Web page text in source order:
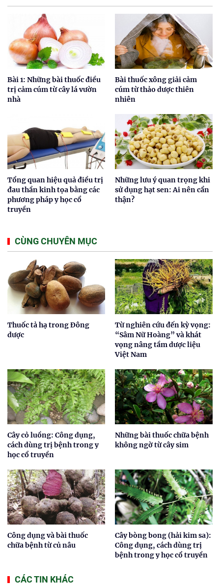
Bài 1: Những bài thuốc điều
trị cảm cúm từ cây lá vườn
nhà
Bài thuốc xông giải cảm
cúm từ thảo dược thiên
nhiên
Tổng quan hiệu quả điều trị
đau thần kinh tọa bằng các
phương pháp y học cổ
truyền
Những lưu ý quan trọng khi
sử dụng hạt sen: Ai nên cẩn
thận?
CÙNG CHUYÊN MỤC
Thuốc tả hạ trong Đông
dược
Từ nghiên cứu đến kỳ vọng:
“Sâm Nữ Hoàng” và khát
vọng nâng tầm dược liệu
Việt Nam
Cây cỏ luồng: Công dụng,
cách dùng trị bệnh trong y
học cổ truyền
Những bài thuốc chữa bệnh
không ngờ từ cây sim
Công dụng và bài thuốc
chữa bệnh từ củ nâu
Cây bòng bong (hải kim sa):
Công dụng, cách dùng trị
bệnh trong y học cổ truyền
CÁC TIN KHÁC